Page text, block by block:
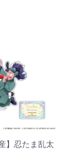
】忍たま乱太